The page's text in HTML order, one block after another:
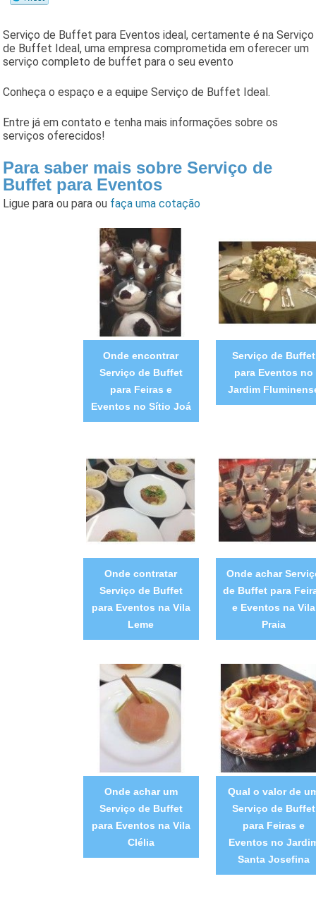
Serviço de Buffet para Eventos ideal, certamente é na Serviço
de Buffet Ideal, uma empresa comprometida em oferecer um
serviço completo de buffet para o seu evento
Conheça o espaço e a equipe Serviço de Buffet Ideal.
Entre já em contato e tenha mais informações sobre os
serviços oferecidos!
Para saber mais sobre Serviço de
Buffet para Eventos
Ligue paraou paraou faça uma cotação
Onde encontrar
Serviço de Buffet
para Feiras e
Eventos no Sítio Joá
Serviço de Buffet
para Eventos no
Jardim
Onde contratar
Serviço de Buffet
para Eventos na Vila
Leme
Onde achar
de Buffet para
e Eventos na Vila
Praia
Onde achar um
Serviço de Buffet
para Eventos na Vila
Clélia
Qual o valor de
Serviço de Buffet
para Feiras e
Eventos no
Santa Josefina